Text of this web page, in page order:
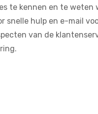
te kennen en te
hulp en e-mail
van de